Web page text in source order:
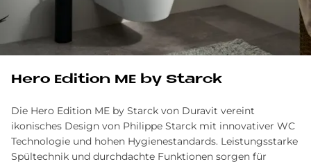
Hero Edi­ti­on ME by Star­ck
Die Hero Edition ME by Starck von Duravit vereint
ikonisches Design von Philippe Starck mit innovativer WC
Technologie und hohen Hygienestandards. Leistungsstarke
Spültechnik und durchdachte Funktionen sorgen für